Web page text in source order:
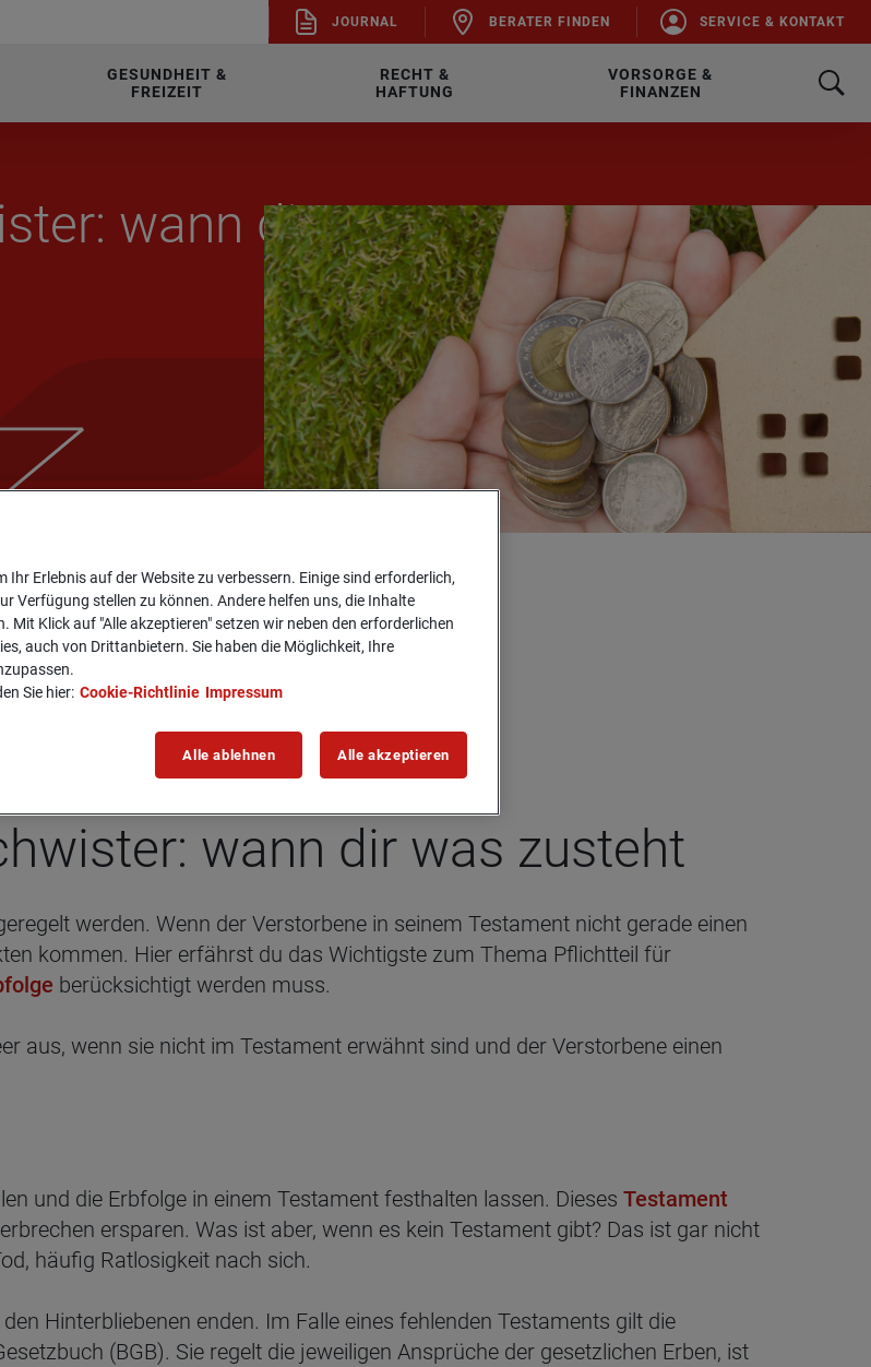
JOUR­NAL BE­RA­TER FIN­DEN SER­VICE & KON­TAKT
GESUNDHEIT &
FREIZEIT
RECHT &
HAFTUNG
VORSORGE &
FINANZEN
wann dir
wann dir was zusteht
werden. Wenn der Verstorbene in seinem Testament nicht gerade einen
kommen. Hier erfährst du das Wichtigste zum Thema Pflichtteil für
berücksichtigt werden muss.
aus, wenn sie nicht im Testament erwähnt sind und der Verstorbene einen
und die Erbfolge in einem Testament festhalten lassen. Dieses Testament
ersparen. Was ist aber, wenn es kein Testament gibt? Das ist gar nicht
häufig Ratlosigkeit nach sich.
Hinterbliebenen enden. Im Falle eines fehlenden Testaments gilt die
(BGB). Sie regelt die jeweiligen Ansprüche der gesetzlichen Erben, ist
Ihr Erlebnis auf der Website zu verbessern. Einige sind erforderlich,
Verfügung stellen zu können. Andere helfen uns, die Inhalte
Mit Klick auf "Alle akzeptieren" setzen wir neben den erforderlichen
auch von Drittanbietern. Sie haben die Möglichkeit, Ihre
Sie hier: Cookie-Richtlinie Impressum
Alle ablehnen Alle akzeptieren